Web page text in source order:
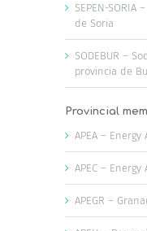
SEPEN-SORIA
de Soria
SODEBUR –
provincia de
Provincial
APEA –
APEC –
APEGR –